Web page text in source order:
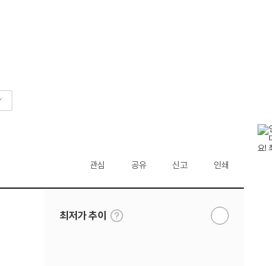
관심 공유 신고 인쇄
최저가 추이
툴
팁
알